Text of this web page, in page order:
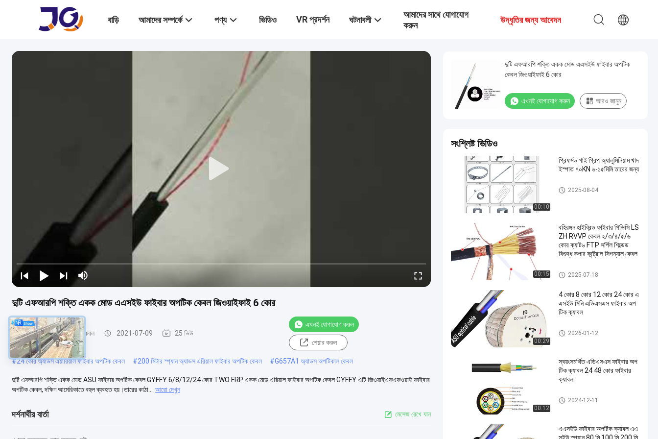
বাড়ি আমাদের সম্পর্কে পণ্য ভিডিও VR প্রদর্শন ঘটনাবলী
আমাদের সাথে যোগাযোগ
করুন
উদ্ধৃতির জন্য আবেদন
দুটি এফআরপি শক্তি একক মোড এএসইউ ফাইবার অপটিক কেবল জিওয়াইফাই 6 কোর
এডিএসএস ফাইবার অপটিক কেবল 2021-07-09 25 ভিউ
এখনই যোগাযোগ করুন
শেয়ার করুন
#24 কোর অ্যাডস এয়ারিয়াল ফাইবার অপটিক কেবল #200 মিটার স্প্যান অ্যাডস এরিয়াল ফাইবার অপটিক কেবল #G657A1 অ্যাডস অপটিকাল কেবল
দুটি এফআরপি শক্তি একক মোড ASU ফাইবার অপটিক কেবল GYFFY 6/8/12/24 কোর TWO FRP একক মোড এরিয়াল ফাইবার অপটিক কেবল GYFFY এটি জিওয়াইএফএফওয়াই ফাইবার
অপটিক কেবল, দক্ষিণ আমেরিকাতে বহুল ব্যবহৃত হয়।তারের কাঠা...
আরো দেখুন
দর্শনার্থীর বার্তা মেসেজ রেখে যান
দুটি এফআরপি শক্তি একক মোড এএসইউ ফাইবার অপটিক
কেবল জিওয়াইফাই 6 কোর
এখনই যোগাযোগ করুন আরও জানুন
সংশ্লিষ্ট ভিডিও
00:10
প্রিফর্মড গাই গ্রিপ অ্যালুমিনিয়াম খাদ
ইস্পাত ৭০KN ৬-১৫মিমি তারের জন্য
ফাইবার অপটিক আনুষাঙ্গিক
2025-08-04
00:15
বহিরঙ্গন হাইব্রিড ফাইবার পিভিসি LS
ZH RVVP কেবল ২/৩/৪/৫/৬
কোর ক্যাট৬ FTP সর্পিল শিল্ডেড
বিশুদ্ধ কপার কন্ট্রোল সিগন্যাল কেবল
এডিএসএস ফাইবার অপটিক কেবল
2025-07-18
00:29
4 কোর 8 কোর 12 কোর 24 কোর এ
এসইউ মিনি এডিএসএস ফাইবার অপ
টিক ক্যাবল
আউটডোর ফাইবার অপটিক কেবল
2026-01-12
00:12
স্বয়ংসমর্থিত এডিএসএস ফাইবার অপ
টিক ক্যাবল 24 48 কোর ফাইবার
ক্যাবল
এডিএসএস ফাইবার অপটিক কেবল
2024-12-11
এএসইউ ফাইবার অপটিক ক্যাবল এএ